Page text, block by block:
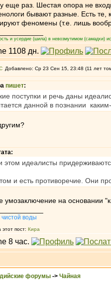
еще раз. Шестая опора не
бывают разные. Есть те,
феномены (т.е. лишь
и усердие (шила) в невозмутимом (самадхи)
Добавлено: Ср 23 Сен 15, 23:48 (11 лет
пишет:
поступки и речь даны
данной в познании
этом идеалисты
и есть противоречие. Они
умозаключение на основании
воды
пост: Кира
форумы -> Чайная